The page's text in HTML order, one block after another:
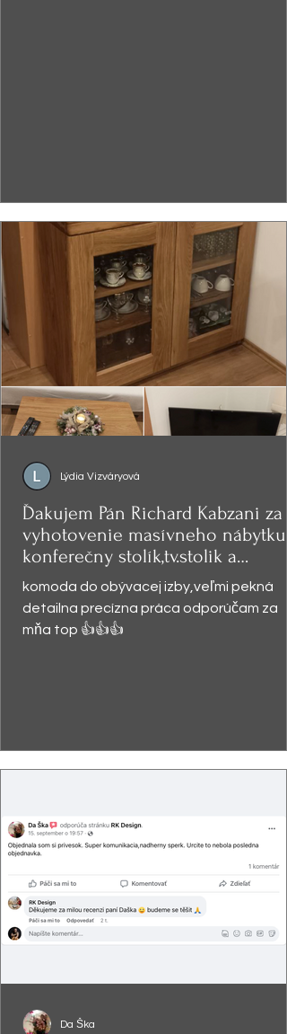
Ďakujem Pán Richard Kabzani za
vyhotovenie masívneho nábytku -
konferečny stolík,tv.stolik a
presklená
komoda do obývacej izby,veľmi pekná
detailna precízna práca odporúčam za
mňa top 👍👍👍
Lýdia Vizváryová
Da Ška